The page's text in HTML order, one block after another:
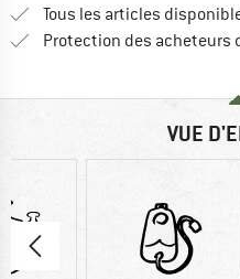
Tous les articles
Protection des acheteurs
VUE